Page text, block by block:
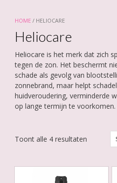
HOME / HELIOCARE
Heliocare
Heliocare is het merk dat zich
tegen de zon. Het beschermt
schade als gevolg van
zonnebrand, maar helpt
huidveroudering, verminderde
op lange termijn te voorkomen.
Toont alle 4 resultaten